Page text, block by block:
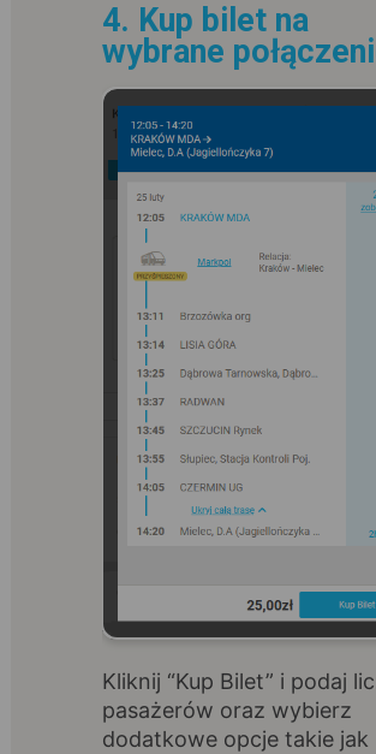
4. Kup bilet na
wybrane
Kliknij “Kup Bilet” i podaj
pasażerów oraz wybierz
dodatkowe opcje takie jak